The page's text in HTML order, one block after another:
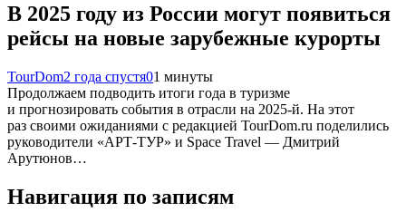
В 2025 году из России могут появиться
рейсы на новые зарубежные курорты
TourDom2 года спустя01 минуты
Продолжаем подводить итоги года в туризме
и прогнозировать события в отрасли на 2025-й. На этот
раз своими ожиданиями с редакцией TourDom.ru поделились
руководители «АРТ-ТУР» и Space Travel — Дмитрий
Арутюнов…
Навигация по записям